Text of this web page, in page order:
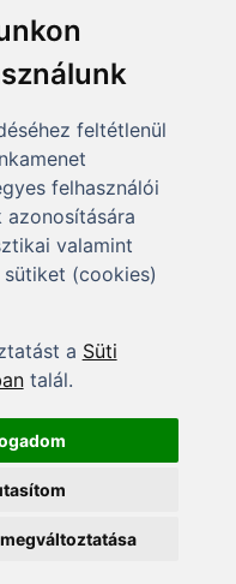
feltétlenül
felhasználói
azonosítására
valamint
(cookies)
a Süti
talál.
fenntartva